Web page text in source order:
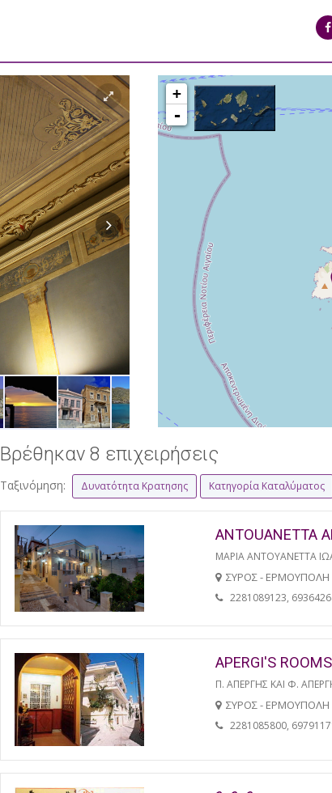
ΠΕΡΙΟΧΗ ΒΑΠΟΡΙΑ ΕΡΜΟΥΠΟΛΗ
+
-
Βρέθηκαν 8 επιχειρήσεις
Ταξινόμηση: Δυνατότητα Κρατησης Κατηγορία Καταλύματος
ANTOUANETTA
ΜΑΡΙΑ ΑΝΤΟΥΑΝΕΤΤΑ
ΣΥΡΟΣ - ΕΡΜΟΥΠΟΛΗ
2281089123,
APERGI'S ROOMS
Π. ΑΠΕΡΓΗΣ ΚΑΙ Φ.
ΣΥΡΟΣ - ΕΡΜΟΥΠΟΛΗ
2281085800,